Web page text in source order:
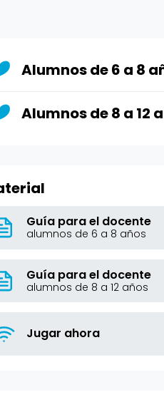
Alumnos de 6 a 8
Alumnos de 8 a 12
Guía para el docente
alumnos de 6 a 8 años
Guía para el docente
alumnos de 8 a 12 años
Jugar ahora